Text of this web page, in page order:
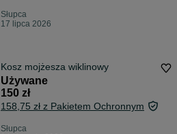
Słupca
17 lipca 2026
Kosz mojżesza wiklinowy
Używane
150 zł
158,75 zł z Pakietem Ochronnym
Słupca